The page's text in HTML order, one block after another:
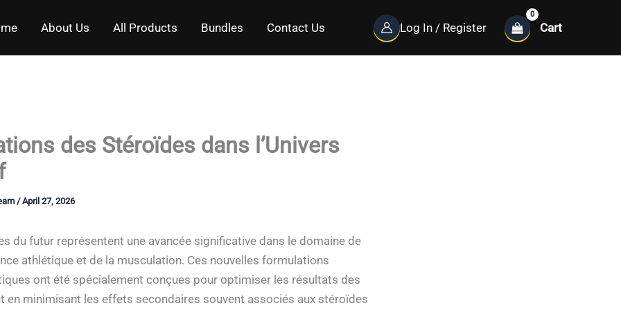
About Us All Products Bundles Contact Us Log In / Register Cart
des Stéroïdes dans l’Univers
/April 27, 2026
du futur représentent une avancée significative dans le domaine de
athlétique et de la musculation. Ces nouvelles formulations
ont été spécialement conçues pour optimiser les résultats des
en minimisant les effets secondaires souvent associés aux stéroïdes